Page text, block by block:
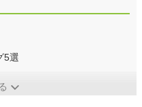
5選